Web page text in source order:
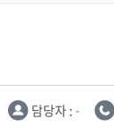
담당자 : -